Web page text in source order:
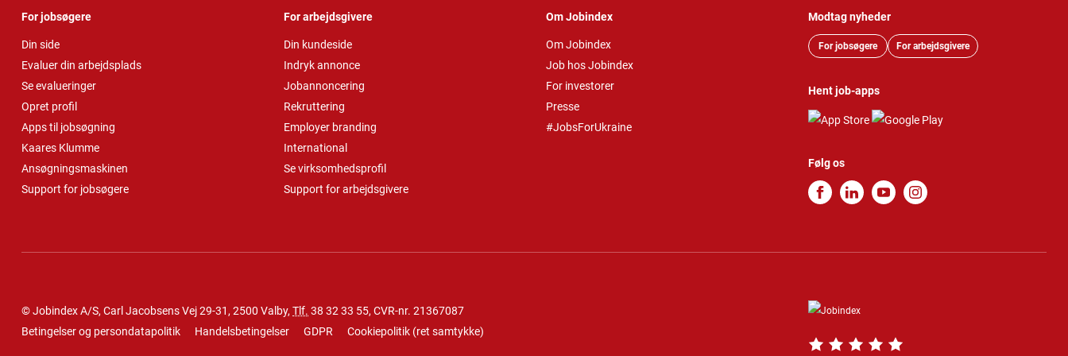
For jobsøgere
Din side
Evaluer din arbejdsplads
Se evalueringer
Opret profil
Apps til jobsøgning
Kaares Klumme
Ansøgningsmaskinen
Support for jobsøgere
For arbejdsgivere
Din kundeside
Indryk annonce
Jobannoncering
Rekruttering
Employer branding
International
Se virksomhedsprofil
Support for arbejdsgivere
Om Jobindex
Om Jobindex
Job hos Jobindex
For investorer
Presse
#JobsForUkraine
Modtag nyheder
For jobsøgere For arbejdsgivere
Hent job-apps
Følg os
© Jobindex A/S, Carl Jacobsens Vej 29-31, 2500 Valby, Tlf. 38 32 33 55, CVR-nr. 21367087
Betingelser og persondatapolitik
Handelsbetingelser GDPR Cookiepolitik (ret samtykke)